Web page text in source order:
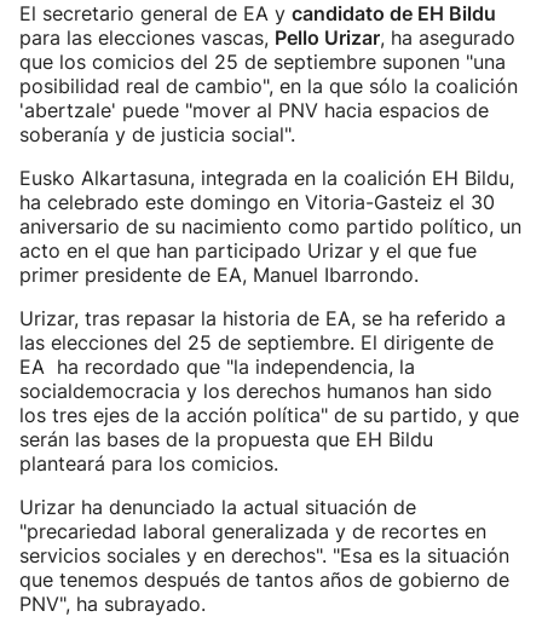
El secretario general de EA y candidato de EH Bildu
para las elecciones vascas, Pello Urizar, ha asegurado
que los comicios del 25 de septiembre suponen "una
posibilidad real de cambio", en la que sólo la coalición
'abertzale' puede "mover al PNV hacia espacios de
soberanía y de justicia social".
Eusko Alkartasuna, integrada en la coalición EH Bildu,
ha celebrado este domingo en Vitoria-Gasteiz el 30
aniversario de su nacimiento como partido político, un
acto en el que han participado Urizar y el que fue
primer presidente de EA, Manuel Ibarrondo.
Urizar, tras repasar la historia de EA, se ha referido a
las elecciones del 25 de septiembre. El dirigente de
EA ha recordado que "la independencia, la
socialdemocracia y los derechos humanos han sido
los tres ejes de la acción política" de su partido, y que
serán las bases de la propuesta que EH Bildu
planteará para los comicios.
Urizar ha denunciado la actual situación de
"precariedad laboral generalizada y de recortes en
servicios sociales y en derechos". "Esa es la situación
que tenemos después de tantos años de gobierno de
PNV", ha subrayado.